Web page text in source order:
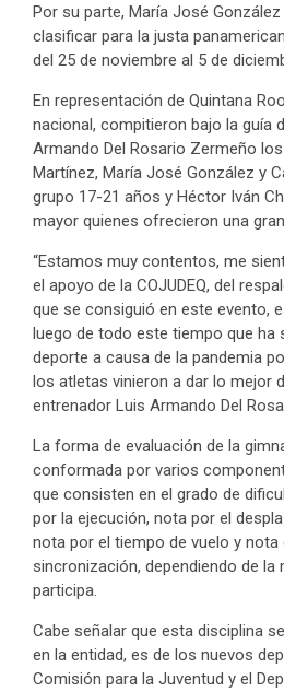
Por su parte, María José
clasificar para la justa
del 25 de noviembre al 5 de
En representación de Quintana
nacional, compitieron bajo la guía
Armando Del Rosario Zermeño
Martínez, María José González y
grupo 17-21 años y Héctor Iván
mayor quienes ofrecieron una
“Estamos muy contentos, me
el apoyo de la COJUDEQ, del
que se consiguió en este evento,
luego de todo este tiempo que ha
deporte a causa de la pandemia
los atletas vinieron a dar lo mejor
entrenador Luis Armando Del
La forma de evaluación de la
conformada por varios
que consisten en el grado de
por la ejecución, nota por el
nota por el tiempo de vuelo y
sincronización, dependiendo de la
participa.
Cabe señalar que esta disciplina
en la entidad, es de los nuevos
Comisión para la Juventud y el